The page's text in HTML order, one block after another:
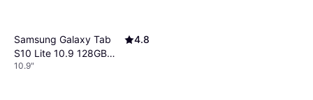
Samsung Galaxy Tab
S10 Lite 10.9 128GB
6GB Grå
4.8
10.9"